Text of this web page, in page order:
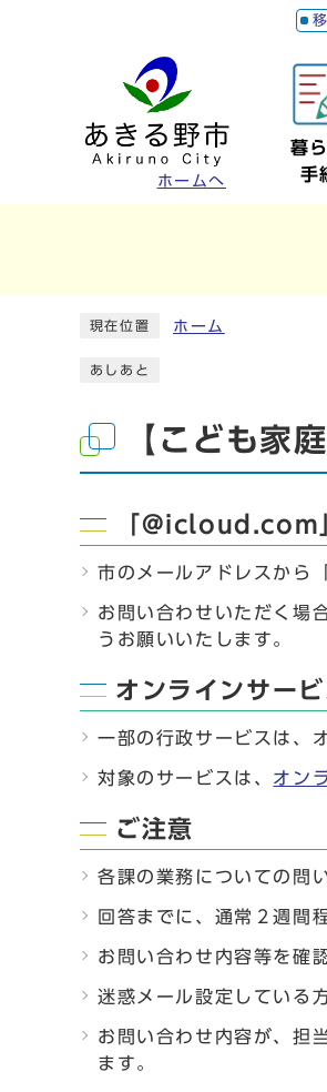
ホームへ
暮
手
現在位置 ホーム
あしあと
【こども家
「@icloud.com
市のメールアドレスから
お問い合わせいただく場
うお願いいたします。
オンラインサービ
一部の行政サービスは、
対象のサービスは、 オン
ご注意
各課の業務についての問
回答までに、通常２週間
お問い合わせ内容等を確
迷惑メール設定している
お問い合わせ内容が、担
ます。